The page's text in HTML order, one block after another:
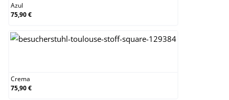
Azul
75,90 €
Crema
75,90 €